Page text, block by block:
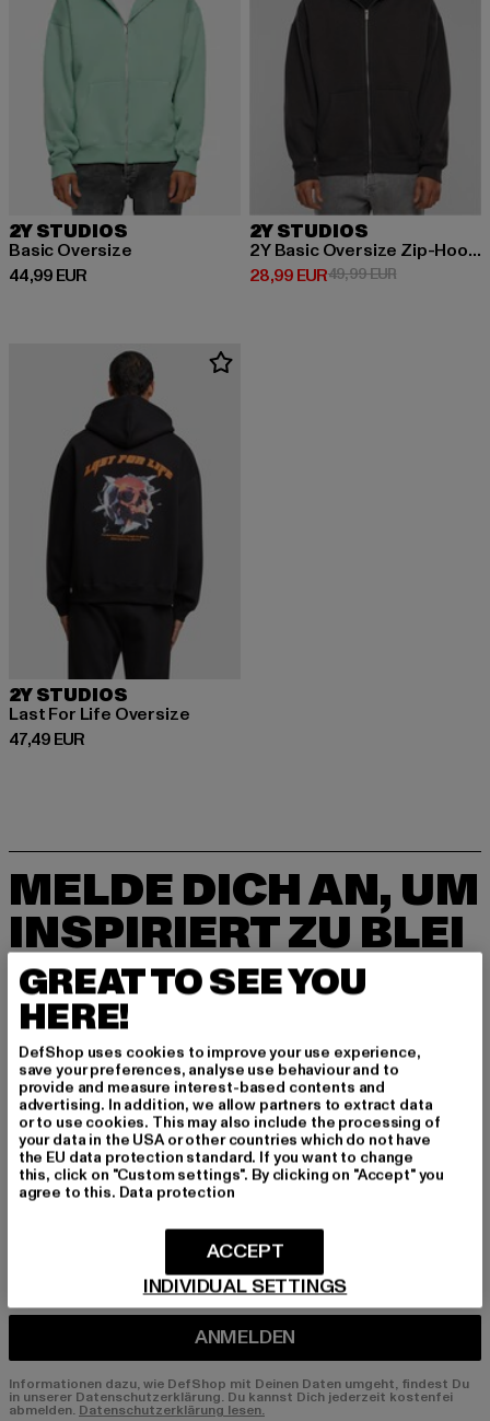
2Y STUDIOS
Basic Oversize
44,99 EUR
Derzeitiger Preis: 44,99 EUR
2Y STUDIOS
2Y Basic Oversize Zip-Hoodie
28,99 EUR
Derzeitiger Preis: 28,99 EUR
49,99 EURAktionspreis:
2Y STUDIOS
Last For Life Oversize
47,49 EUR
Derzeitiger Preis: 47,49 EUR
MELDE DICH AN, UM
INSPIRIERT ZU BLEI
BEN!
Melde dich hier für unseren Newsletter an und
erhalte künftig Informationen über aktuelle Tre
nds, Angebote und Gutscheine von DefShop p
er E-Mail!
An welchen Produkten bist du interessiert?
MÄNNER
ANMELDEN
Informationen dazu, wie DefShop mit Deinen Daten umgeht, findest Du
in unserer Datenschutzerklärung. Du kannst Dich jederzeit kostenfei
abmelden. Datenschutzerklärung lesen.
GREAT TO SEE YOU
HERE!
DefShop uses cookies to improve your use experience,
save your preferences, analyse use behaviour and to
provide and measure interest-based contents and
advertising. In addition, we allow partners to extract data
or to use cookies. This may also include the processing of
your data in the USA or other countries which do not have
the EU data protection standard. If you want to change
this, click on "Custom settings". By clicking on "Accept" you
agree to this. Data protection
INDIVIDUAL SETTINGS
ACCEPT